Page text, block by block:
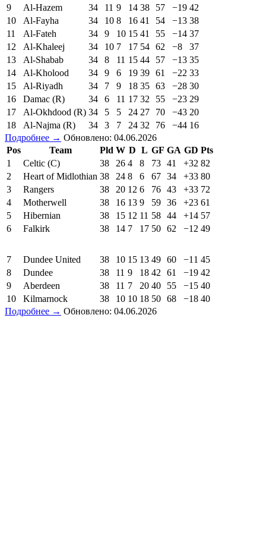
9
Al-Hazem 34 11 9 14 38 57 −19 42
10
Al-Fayha 34 10 8 16 41 54 −13 38
11
Al-Fateh 34 9 10 15 41 55 −14 37
12
Al-Khaleej 34 10 7 17 54 62 −8
37
13
Al-Shabab 34 8 11 15 44 57 −13 35
14
Al-Kholood 34 9 6 19 39 61 −22 33
15
Al-Riyadh 34 7 9 18 35 63 −28 30
16
Damac (R) 34 6 11 17 32 55 −23 29
17
Al-Okhdood (R) 34 5 5 24 27 70 −43 20
18
Al-Najma (R) 34 3 7 24 32 76 −44 16
Подробнее → Обновлено: 04.06.2026
Pos
Team Pld W D L GF GA GD Pts
1
Celtic (C) 38 26 4 8 73 41 +32 82
2
Heart of Midlothian 38 24 8 6 67 34 +33 80
3
Rangers 38 20 12 6 76 43 +33 72
4
Motherwell 38 16 13 9 59 36 +23 61
5
Hibernian 38 15 12 11 58 44 +14 57
6
Falkirk 38 14 7 17 50 62 −12 49
7 Dundee United 38 10 15 13 49 60 −11 45
8
Dundee 38 11 9 18 42 61 −19 42
9
Aberdeen 38 11 7 20 40 55 −15 40
10
Kilmarnock 38 10 10 18 50 68 −18 40
Подробнее → Обновлено: 04.06.2026